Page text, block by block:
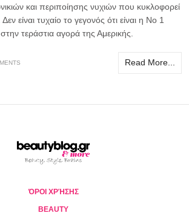
και περιποίησης νυχιών που κυκλοφορεί
είναι τυχαίο το γεγονός ότι είναι η Νο 1
τεράστια αγορά της Αμερικής.
Read More...
ΌΡΟΙ ΧΡΉΣΗΣ
BEAUTY